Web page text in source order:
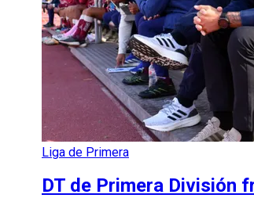
Liga de Primera
DT de Primera División